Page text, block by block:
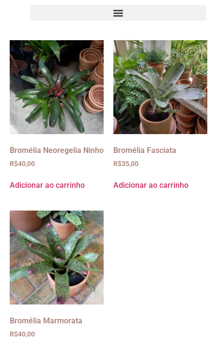
Bromélia Neoregelia Ninho
R$40,00
Adicionar ao carrinho
Bromélia Fasciata
R$35,00
Adicionar ao carrinho
Bromélia Marmorata
R$40,00